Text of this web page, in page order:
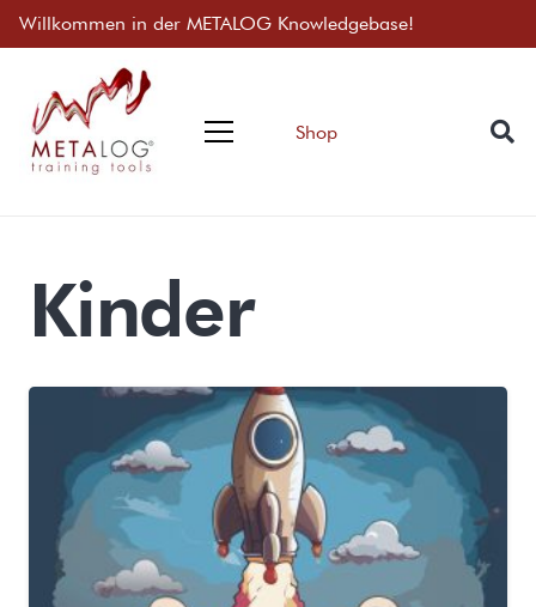
Willkommen in der METALOG Knowledgebase!
Shop
Kinder